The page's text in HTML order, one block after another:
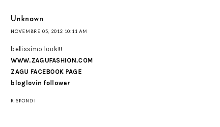
Unknown
NOVEMBRE 05, 2012 10:11 AM
bellissimo look!!!
WWW.ZAGUFASHION.COM
ZAGU FACEBOOK PAGE
bloglovin follower
RISPONDI